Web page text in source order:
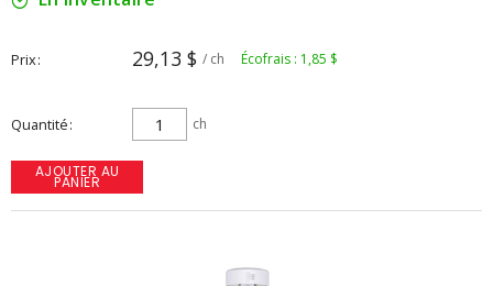
Prix 29,13 $ / ch Écofrais : 1,85 $
Quantité ch
AJOUTER AU
PANIER